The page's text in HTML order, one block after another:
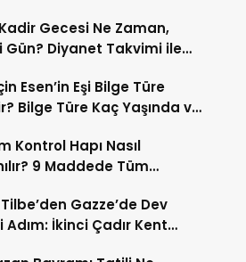
Gecesi Ne Zaman,
Gün? Diyanet Takvimi ile
Esen’in Eşi Bilge Türe
Bilge Türe Kaç Yaşında ve
Kontrol Hapı Nasıl
9 Maddede Tüm
Tilbe’den Gazze’de Dev
Adım: İkinci Çadır Kent